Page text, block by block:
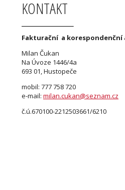
KONTAKT
Fakturační a korespondenční
Milan Čukan
Na Úvoze 1446/4a
693 01, Hustopeče
mobil: 777 758 720
e-mail: milan.cukan@seznam.cz
č.ú.670100-2212503661/6210